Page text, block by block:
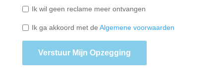
Ik wil geen reclame meer ontvangen
Ik ga akkoord met de Algemene voorwaarden
Verstuur Mijn Opzegging